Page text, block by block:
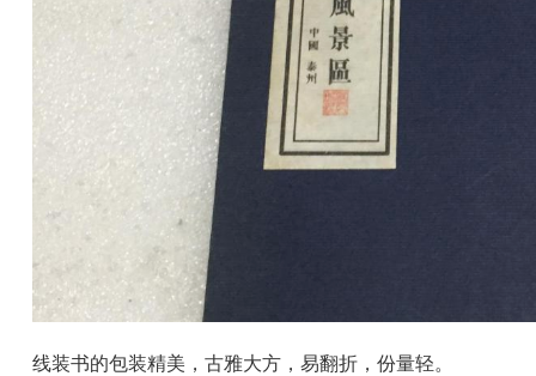
线装书的包装精美，古雅大方，易翻折，份量轻。